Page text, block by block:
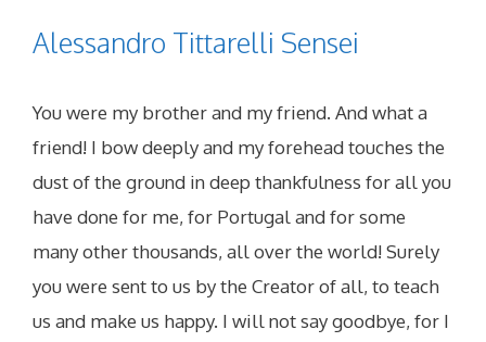
Alessandro Tittarelli Sensei
You were my brother and my friend. And what a
friend! I bow deeply and my forehead touches the
dust of the ground in deep thankfulness for all you
have done for me, for Portugal and for some
many other thousands, all over the world! Surely
you were sent to us by the Creator of all, to teach
us and make us happy. I will not say goodbye, for I